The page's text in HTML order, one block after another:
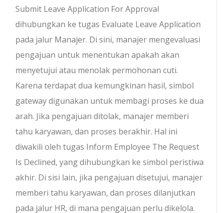
Submit Leave Application For Approval
dihubungkan ke tugas Evaluate Leave Application
pada jalur Manajer. Di sini, manajer mengevaluasi
pengajuan untuk menentukan apakah akan
menyetujui atau menolak permohonan cuti.
Karena terdapat dua kemungkinan hasil, simbol
gateway digunakan untuk membagi proses ke dua
arah. Jika pengajuan ditolak, manajer memberi
tahu karyawan, dan proses berakhir. Hal ini
diwakili oleh tugas Inform Employee The Request
Is Declined, yang dihubungkan ke simbol peristiwa
akhir. Di sisi lain, jika pengajuan disetujui, manajer
memberi tahu karyawan, dan proses dilanjutkan
pada jalur HR, di mana pengajuan perlu dikelola.